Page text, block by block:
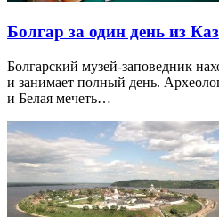
Болгар за один день из
Болгарский музей-заповедник
и занимает полный день.
и Белая мечеть…